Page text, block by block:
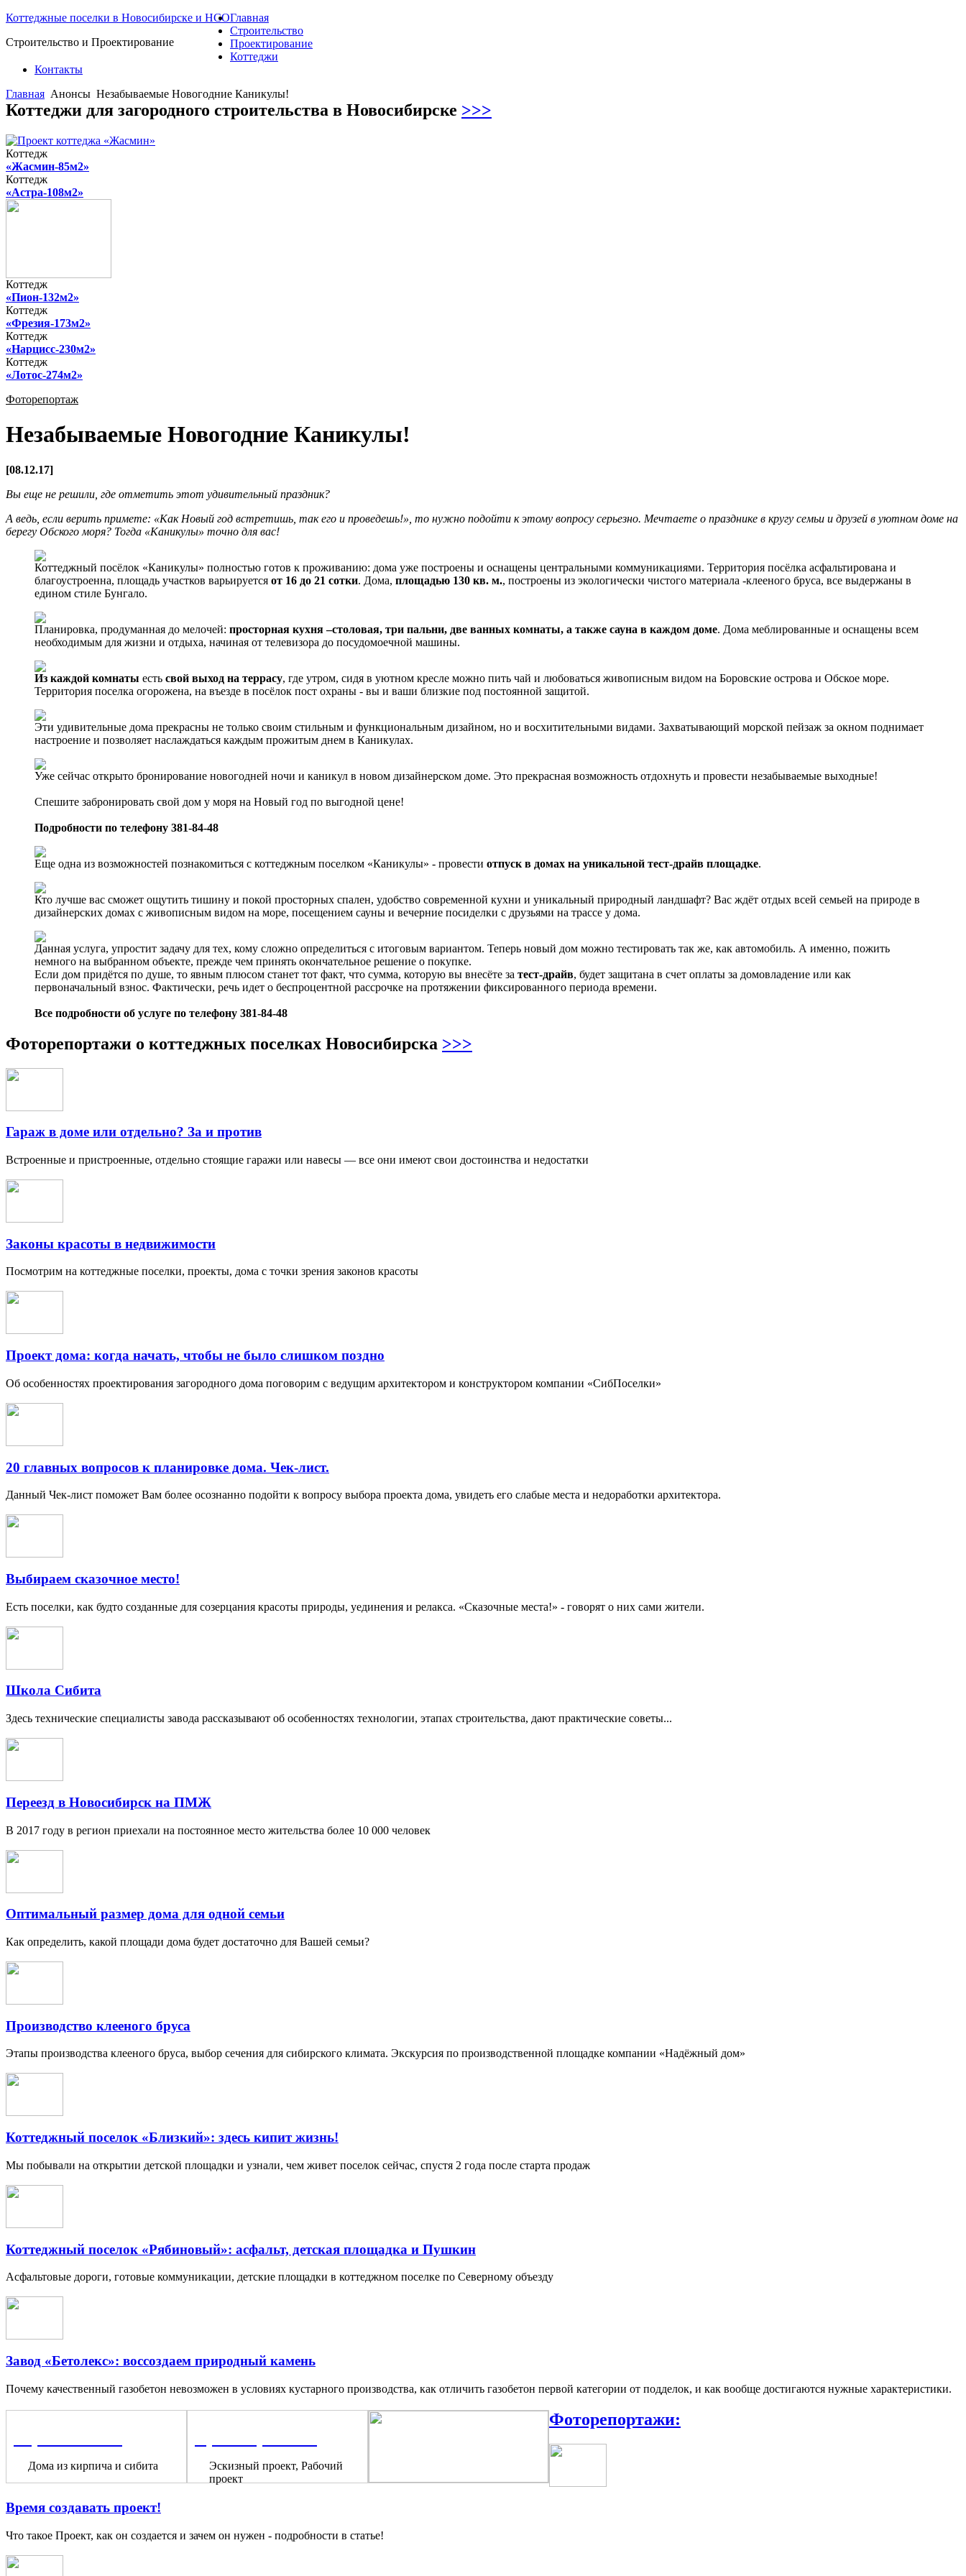
Коттеджные поселки в Новосибирске и НСО
Строительство и Проектирование
Главная
Строительство
Проектирование
Коттеджи
Контакты
Главная Анонсы Незабываемые Новогодние Каникулы!
Коттеджи для загородного строительства в Новосибирске >>>
Коттедж
«Жасмин-85м2»
Коттедж
«Астра-108м2»
Коттедж
«Пион-132м2»
Коттедж
«Фрезия-173м2»
Коттедж
«Нарцисс-230м2»
Коттедж
«Лотос-274м2»
Фоторепортаж
Незабываемые Новогодние Каникулы!
[08.12.17]
Вы еще не решили, где отметить этот удивительный праздник?
А ведь, если верить примете: «Как Новый год встретишь, так его и проведешь!», то нужно подойти к этому вопросу серьезно. Мечтаете о празднике в кругу семьи и друзей в уютном доме на
берегу Обского моря? Тогда «Каникулы» точно для вас!
Коттеджный посёлок «Каникулы» полностью готов к проживанию: дома уже построены и оснащены центральными коммуникациями. Территория посёлка асфальтирована и
благоустроенна, площадь участков варьируется от 16 до 21 сотки. Дома, площадью 130 кв. м., построены из экологически чистого материала -клееного бруса, все выдержаны в
едином стиле Бунгало.
Планировка, продуманная до мелочей: просторная кухня –столовая, три пальни, две ванных комнаты, а также сауна в каждом доме. Дома меблированные и оснащены всем
необходимым для жизни и отдыха, начиная от телевизора до посудомоечной машины.
Из каждой комнаты есть свой выход на террасу, где утром, сидя в уютном кресле можно пить чай и любоваться живописным видом на Боровские острова и Обское море.
Территория поселка огорожена, на въезде в посёлок пост охраны - вы и ваши близкие под постоянной защитой.
Эти удивительные дома прекрасны не только своим стильным и функциональным дизайном, но и восхитительными видами. Захватывающий морской пейзаж за окном поднимает
настроение и позволяет наслаждаться каждым прожитым днем в Каникулах.
Уже сейчас открыто бронирование новогодней ночи и каникул в новом дизайнерском доме. Это прекрасная возможность отдохнуть и провести незабываемые выходные!
Спешите забронировать свой дом у моря на Новый год по выгодной цене!
Подробности по телефону 381-84-48
Еще одна из возможностей познакомиться с коттеджным поселком «Каникулы» - провести отпуск в домах на уникальной тест-драйв площадке.
Кто лучше вас сможет ощутить тишину и покой просторных спален, удобство современной кухни и уникальный природный ландшафт? Вас ждёт отдых всей семьей на природе в
дизайнерских домах с живописным видом на море, посещением сауны и вечерние посиделки с друзьями на трассе у дома.
Данная услуга, упростит задачу для тех, кому сложно определиться с итоговым вариантом. Теперь новый дом можно тестировать так же, как автомобиль. А именно, пожить
немного на выбранном объекте, прежде чем принять окончательное решение о покупке.
Если дом придётся по душе, то явным плюсом станет тот факт, что сумма, которую вы внесёте за тест-драйв, будет защитана в счет оплаты за домовладение или как
первоначальный взнос. Фактически, речь идет о беспроцентной рассрочке на протяжении фиксированного периода времени.
Все подробности об услуге по телефону 381-84-48
Фоторепортажи о коттеджных поселках Новосибирска >>>
Гараж в доме или отдельно? За и против
Встроенные и пристроенные, отдельно стоящие гаражи или навесы — все они имеют свои достоинства и недостатки
Законы красоты в недвижимости
Посмотрим на коттеджные поселки, проекты, дома с точки зрения законов красоты
Проект дома: когда начать, чтобы не было слишком поздно
Об особенностях проектирования загородного дома поговорим с ведущим архитектором и конструктором компании «СибПоселки»
20 главных вопросов к планировке дома. Чек-лист.
Данный Чек-лист поможет Вам более осознанно подойти к вопросу выбора проекта дома, увидеть его слабые места и недоработки архитектора.
Выбираем сказочное место!
Есть поселки, как будто созданные для созерцания красоты природы, уединения и релакса. «Сказочные места!» - говорят о них сами жители.
Школа Сибита
Здесь технические специалисты завода рассказывают об особенностях технологии, этапах строительства, дают практические советы...
Переезд в Новосибирск на ПМЖ
В 2017 году в регион приехали на постоянное место жительства более 10 000 человек
Оптимальный размер дома для одной семьи
Как определить, какой площади дома будет достаточно для Вашей семьи?
Производство клееного бруса
Этапы производства клееного бруса, выбор сечения для сибирского климата. Экскурсия по производственной площадке компании «Надёжный дом»
Коттеджный поселок «Близкий»: здесь кипит жизнь!
Мы побывали на открытии детской площадки и узнали, чем живет поселок сейчас, спустя 2 года после старта продаж
Коттеджный поселок «Рябиновый»: асфальт, детская площадка и Пушкин
Асфальтовые дороги, готовые коммуникации, детские площадки в коттеджном поселке по Северному объезду
Завод «Бетолекс»: воссоздаем природный камень
Почему качественный газобетон невозможен в условиях кустарного производства, как отличить газобетон первой категории от подделок, и как вообще достигаются нужные характеристики.
Дома из кирпича и сибита
Эскизный проект, Рабочий
проект
Фоторепортажи:
Время создавать проект!
Что такое Проект, как он создается и зачем он нужен - подробности в статье!